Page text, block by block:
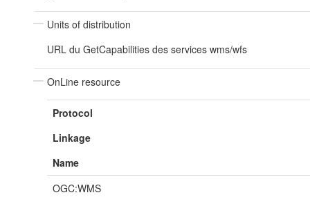
Units of distribution
URL du GetCapabilities des services wms/wfs
OnLine resource
Protocol
Linkage
Name
OGC:WMS